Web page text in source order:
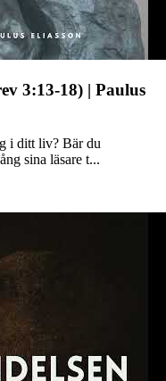
3:13-18) | Paulus
i ditt liv? Bär du
sina läsare t...